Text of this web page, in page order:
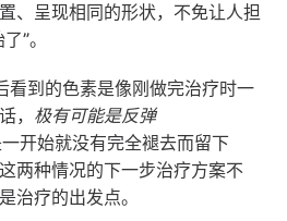
、呈现相同的形状，不免让人担
”。
看到的色素是像刚做完治疗时一
， 极有可能是反弹
开始就没有完全褪去而留下
两种情况的下一步治疗方案不
治疗的出发点。